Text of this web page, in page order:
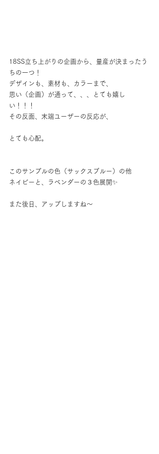
18SS立ち上がりの企画から、量産が決まったう
ちの一つ！
デザインも、素材も、カラーまで、
思い（企画）が通って、、、とても嬉し
い！！！
その反面、末端ユーザーの反応が、
とても心配。
このサンプルの色（サックスブルー）の他
ネイビーと、ラベンダーの３色展開✨
また後日、アップしますね〜